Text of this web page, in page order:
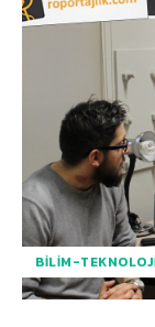
BILIM-